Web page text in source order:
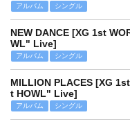
アルバム シングル
NEW DANCE [XG 1st
WL" Live]
アルバム シングル
MILLION PLACES [XG
t HOWL" Live]
アルバム シングル